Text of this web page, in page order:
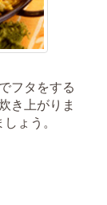
フタをする
き上がりま
ょう。